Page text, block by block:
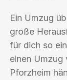
Ein Umzug
große
für dich so
einen Umzug
Pforzheim